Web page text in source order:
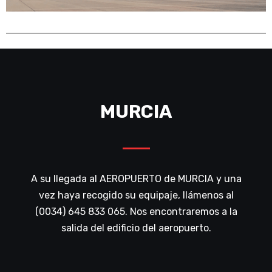
MURCIA
A su llegada al AEROPUERTO de MURCIA y una
vez haya recogido su equipaje, llámenos al
(0034) 645 833 065. Nos encontraremos a la
salida del edificio del aeropuerto.